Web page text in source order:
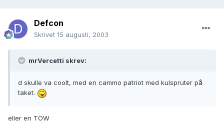
Defcon
Skrivet 15 augusti, 2003
mrVercetti skrev:
d skulle va coolt, med en cammo patriot med kulspruter på
taket.
eller en TOW